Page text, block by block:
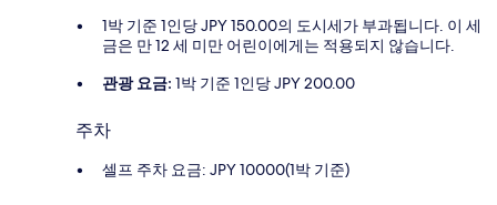
1박 기준 1인당 JPY 150.00의 도시세가 부과됩니다. 이 세
금은 만 12 세 미만 어린이에게는 적용되지 않습니다.
관광 요금: 1박 기준 1인당 JPY 200.00
주차
셀프 주차 요금: JPY 10000(1박 기준)